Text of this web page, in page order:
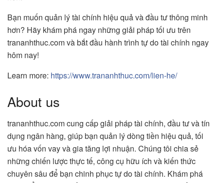
Bạn muốn quản lý tài chính hiệu quả và đầu tư thông minh
hơn? Hãy khám phá ngay những giải pháp tối ưu trên
trananhthuc.com và bắt đầu hành trình tự do tài chính ngay
hôm nay!
Learn more: https://www.trananhthuc.com/lien-he/
About us
trananhthuc.com cung cấp giải pháp tài chính, đầu tư và tín
dụng ngân hàng, giúp bạn quản lý dòng tiền hiệu quả, tối
ưu hóa vốn vay và gia tăng lợi nhuận. Chúng tôi chia sẻ
những chiến lược thực tế, công cụ hữu ích và kiến thức
chuyên sâu để bạn chinh phục tự do tài chính. Khám phá